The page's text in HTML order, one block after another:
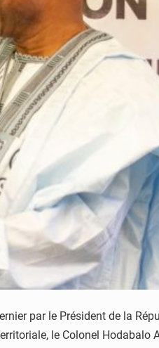
par le Président de la
le Colonel Hodabalo